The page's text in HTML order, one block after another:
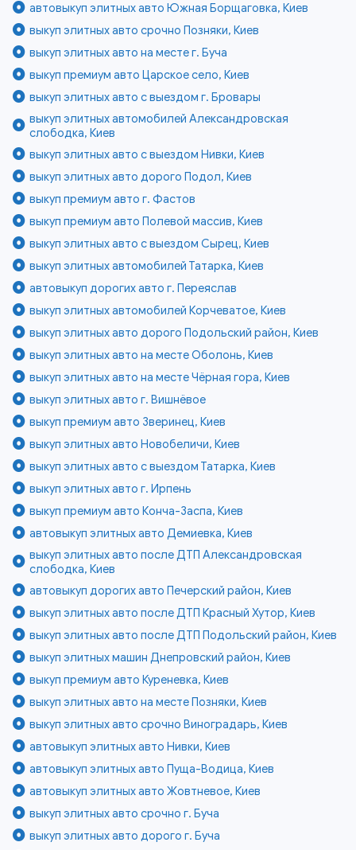
автовыкуп элитных авто Южная Борщаговка, Киев
выкуп элитных авто срочно Позняки, Киев
выкуп элитных авто на месте г. Буча
выкуп премиум авто Царское село, Киев
выкуп элитных авто с выездом г. Бровары
выкуп элитных автомобилей Александровская
слободка, Киев
выкуп элитных авто с выездом Нивки, Киев
выкуп элитных авто дорого Подол, Киев
выкуп премиум авто г. Фастов
выкуп премиум авто Полевой массив, Киев
выкуп элитных авто с выездом Сырец, Киев
выкуп элитных автомобилей Татарка, Киев
автовыкуп дорогих авто г. Переяслав
выкуп элитных автомобилей Корчеватое, Киев
выкуп элитных авто дорого Подольский район, Киев
выкуп элитных авто на месте Оболонь, Киев
выкуп элитных авто на месте Чёрная гора, Киев
выкуп элитных авто г. Вишнёвое
выкуп премиум авто Зверинец, Киев
выкуп элитных авто Новобеличи, Киев
выкуп элитных авто с выездом Татарка, Киев
выкуп элитных авто г. Ирпень
выкуп премиум авто Конча-Заспа, Киев
автовыкуп элитных авто Демиевка, Киев
выкуп элитных авто после ДТП Александровская
слободка, Киев
автовыкуп дорогих авто Печерский район, Киев
выкуп элитных авто после ДТП Красный Хутор, Киев
выкуп элитных авто после ДТП Подольский район, Киев
выкуп элитных машин Днепровский район, Киев
выкуп премиум авто Куреневка, Киев
выкуп элитных авто на месте Позняки, Киев
выкуп элитных авто срочно Виноградарь, Киев
автовыкуп элитных авто Нивки, Киев
автовыкуп элитных авто Пуща-Водица, Киев
автовыкуп элитных авто Жовтневое, Киев
выкуп элитных авто срочно г. Буча
выкуп элитных авто дорого г. Буча